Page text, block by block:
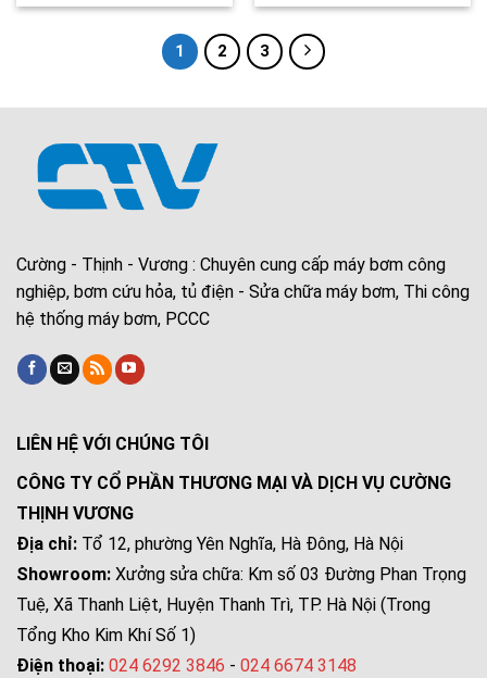
1 2 3
Cường - Thịnh - Vương : Chuyên cung cấp máy bơm công
nghiệp, bơm cứu hỏa, tủ điện - Sửa chữa máy bơm, Thi công
hệ thống máy bơm, PCCC
LIÊN HỆ VỚI CHÚNG TÔI
CÔNG TY CỔ PHẦN THƯƠNG MẠI VÀ DỊCH VỤ CƯỜNG
THỊNH VƯƠNG
Địa chỉ: Tổ 12, phường Yên Nghĩa, Hà Đông, Hà Nội
Showroom: Xưởng sửa chữa: Km số 03 Đường Phan Trọng
Tuệ, Xã Thanh Liệt, Huyện Thanh Trì, TP. Hà Nội (Trong
Tổng Kho Kim Khí Số 1)
Điện thoại: 024 6292 3846 - 024 6674 3148